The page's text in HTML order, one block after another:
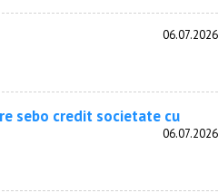
06.07.2026
sebo credit societate cu
06.07.2026